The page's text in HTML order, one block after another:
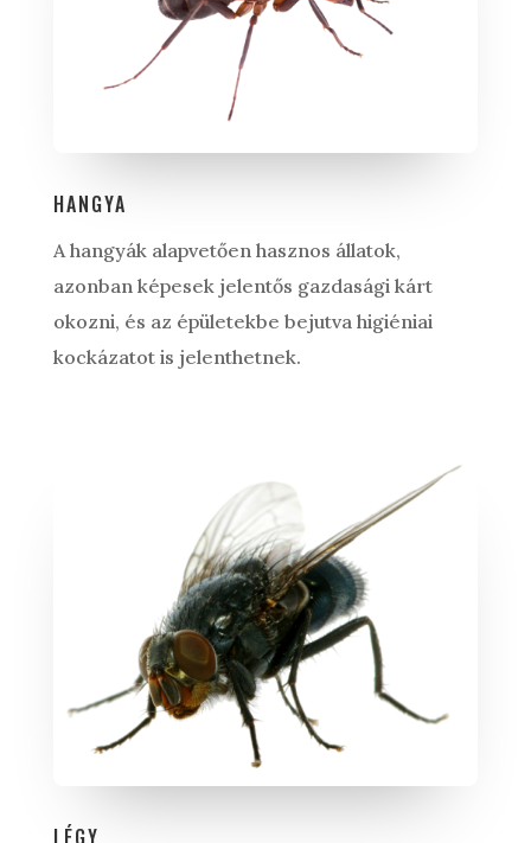
HANGYA
A hangyák alapvetően hasznos állatok,
azonban képesek jelentős gazdasági kárt
okozni, és az épületekbe bejutva higiéniai
kockázatot is jelenthetnek.
LÉGY